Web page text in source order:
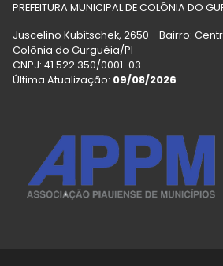
PREFEITURA MUNICIPAL DE COLÔNIA DO
Juscelino Kubitschek, 2650 - Bairro:
Colônia do Gurguéia/PI
CNPJ: 41.522.350/0001-03
Última Atualização: 09/08/2026